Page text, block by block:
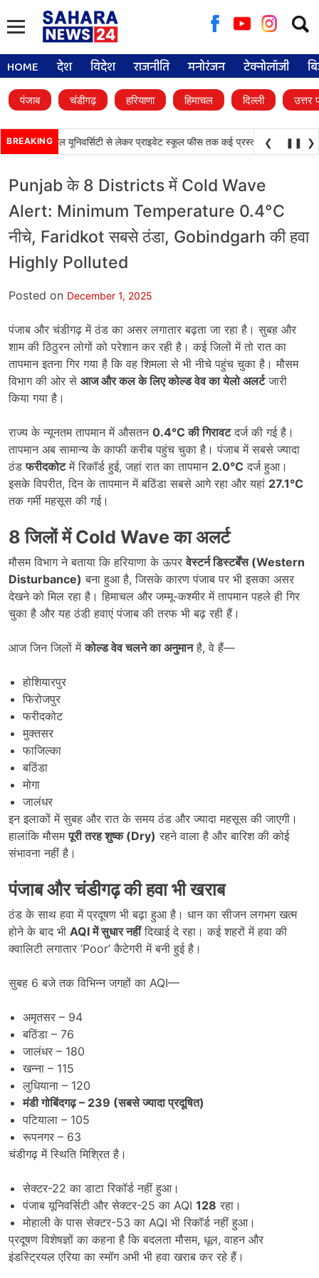
for:
HOME देश विदेश राजनीति मनोरंजन टेक्नोलॉजी
पंजाब चंडीगढ़ हरियाणा हिमाचल दिल्ली उत्तर
BREAKING
डिजिटल यूनिवर्सिटी से लेकर प्राइवेट स्कूल फीस तक कई प्रस्तावों को मंजूरी •
❮ ❚❚ ❯
Punjab के 8 Districts में Cold Wave
Alert: Minimum Temperature 0.4°C
नीचे, Faridkot सबसे ठंडा, Gobindgarh की हवा
Highly Polluted
Posted on December 1, 2025
पंजाब और चंडीगढ़ में ठंड का असर लगातार बढ़ता जा रहा है। सुबह और
शाम की ठिठुरन लोगों को परेशान कर रही है। कई जिलों में तो रात का
तापमान इतना गिर गया है कि वह शिमला से भी नीचे पहुंच चुका है। मौसम
विभाग की ओर से आज और कल के लिए कोल्ड वेव का येलो अलर्टजारी
किया गया है।
राज्य के न्यूनतम तापमान में औसतन 0.4°Cकी गिरावटदर्ज की गई है।
तापमान अब सामान्य के काफी करीब पहुंच चुका है। पंजाब में सबसे ज्यादा
ठंडफरीदकोटमें रिकॉर्ड हुई, जहां रात का तापमान 2.0°C दर्ज हुआ।
इसके विपरीत, दिन के तापमान में बठिंडा सबसे आगे रहा और यहां 27.1°C
तक गर्मी महसूस की गई।
8जिलों मेंCold Waveका अलर्ट
मौसम विभाग ने बताया कि हरियाणा के ऊपरवेस्टर्न डिस्टर्बेंस (Western
Disturbance) बना हुआ है, जिसके कारण पंजाब पर भी इसका असर
देखने को मिल रहा है। हिमाचल और जम्मू-कश्मीर में तापमान पहले ही गिर
चुका है और यह ठंडी हवाएं पंजाब की तरफ भी बढ़ रही हैं।
आज जिन जिलों मेंकोल्ड वेव चलने का अनुमानहै, वे हैं—
होशियारपुर
फिरोजपुर
फरीदकोट
मुक्तसर
फाजिल्का
बठिंडा
मोगा
जालंधर
इन इलाकों में सुबह और रात के समय ठंड और ज्यादा महसूस की जाएगी।
हालांकि मौसमपूरी तरह शुष्क (Dry) रहने वाला है और बारिश की कोई
संभावना नहीं है।
पंजाब और चंडीगढ़ की हवा भी खराब
ठंड के साथ हवा में प्रदूषण भी बढ़ा हुआ है। धान का सीजन लगभग खत्म
होने के बाद भी AQIमें सुधार नहींदिखाई दे रहा। कई शहरों में हवा की
क्वालिटी लगातार ‘Poor’ कैटेगरी में बनी हुई है।
सुबह 6 बजे तक विभिन्न जगहों का AQI—
अमृतसर – 94
बठिंडा – 76
जालंधर – 180
खन्ना – 115
लुधियाना – 120
मंडी गोबिंदगढ़ – 239 (सबसे ज्यादा प्रदूषित)
पटियाला – 105
रूपनगर – 63
चंडीगढ़ में स्थिति मिश्रित है।
सेक्टर-22 का डाटा रिकॉर्ड नहीं हुआ।
पंजाब यूनिवर्सिटी और सेक्टर-25 का AQI 128 रहा।
मोहाली के पास सेक्टर-53 का AQI भी रिकॉर्ड नहीं हुआ।
प्रदूषण विशेषज्ञों का कहना है कि बदलता मौसम, धूल, वाहन और
इंडस्ट्रियल एरिया का स्मॉग अभी भी हवा खराब कर रहे हैं।